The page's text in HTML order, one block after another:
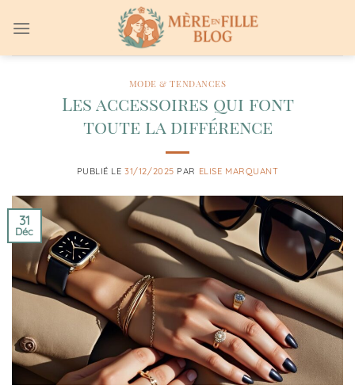
au
MODE & TENDANCES
Les accessoires qui font
toute la différence
PUBLIÉ LE31/12/2025 PAR ELISE MARQUANT
31
Déc